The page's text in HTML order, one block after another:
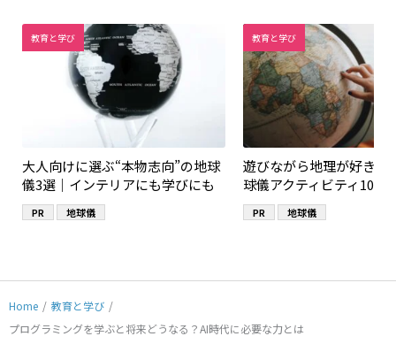
教育と学び
大人向けに選ぶ“本物志向”の地球
儀3選｜インテリアにも学びにも
PR 地球儀
教育と学び
遊びながら地理が好きに
球儀アクティビティ10選
PR 地球儀
Home / 教育と学び /
プログラミングを学ぶと将来どうなる？AI時代に必要な力とは